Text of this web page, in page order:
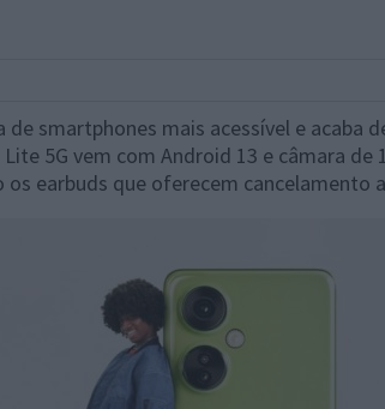
smartphones mais acessível e acaba
5G vem com Android 13 e câmara de
os earbuds que oferecem cancelamento